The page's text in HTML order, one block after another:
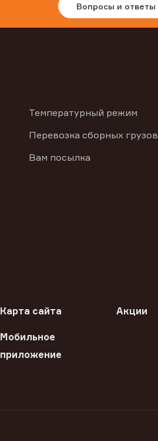
Вопросы и ответы
Температурный режим
Перевозка сборных грузов
Вам посылка
Карта сайта Акции
Мобильное
приложение